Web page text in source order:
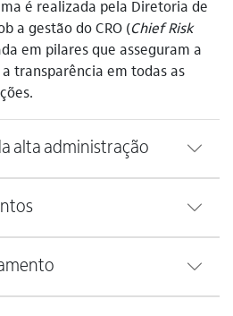
é realizada pela Diretoria de
a gestão do CRO (Chief Risk
em pilares que asseguram a
transparência em todas as
alta administração